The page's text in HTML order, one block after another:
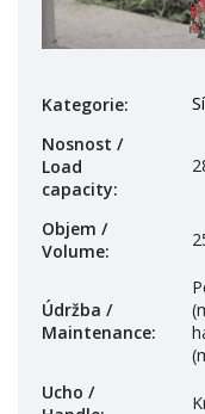
Kategorie:
Nosnost /
Load
capacity:
Objem /
Volume:
Údržba /
Maintenance:
Ucho /